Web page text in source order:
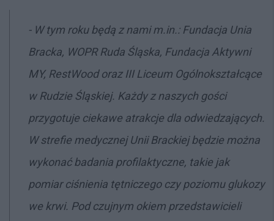
- W tym roku będą z nami m.in.: Fundacja Unia
Bracka, WOPR Ruda Śląska, Fundacja Aktywni
MY, RestWood oraz III Liceum Ogólnokształcące
w Rudzie Śląskiej. Każdy z naszych gości
przygotuje ciekawe atrakcje dla odwiedzających.
W strefie medycznej Unii Brackiej będzie można
wykonać badania profilaktyczne, takie jak
pomiar ciśnienia tętniczego czy poziomu glukozy
we krwi. Pod czujnym okiem przedstawicieli